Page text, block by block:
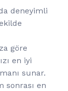
deneyimli
göre
en iyi
sunar.
sonrası en